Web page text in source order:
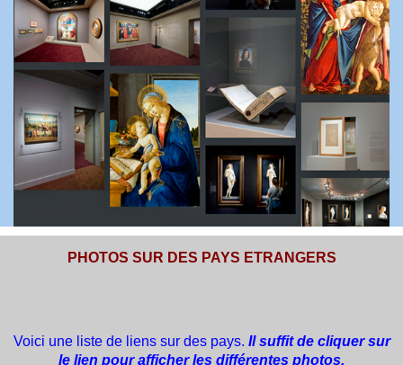
PHOTOS SUR DES PAYS ETRANGERS
Voici une liste de liens sur des pays. Il suffit de cliquer sur
le lien pour afficher les différentes photos.